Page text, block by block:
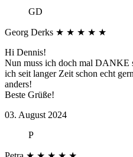
GD
Georg Derks ★ ★ ★ ★ ★
Hi Dennis!
Nun muss ich doch mal DANKE
ich seit langer Zeit schon echt
anders!
Beste Grüße!
03. August 2024
P